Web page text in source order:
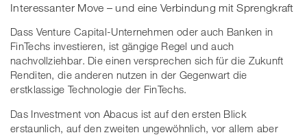
Interessanter Move – und eine Verbindung mit Sprengkraft
Dass Venture Capital-Unternehmen oder auch Banken in
FinTechs investieren, ist gängige Regel und auch
nachvollziehbar. Die einen versprechen sich für die Zukunft
Renditen, die anderen nutzen in der Gegenwart die
erstklassige Technologie der FinTechs.
Das Investment von Abacus ist auf den ersten Blick
erstaunlich, auf den zweiten ungewöhnlich, vor allem aber